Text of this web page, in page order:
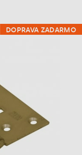
DOPRAVA ZADARMO